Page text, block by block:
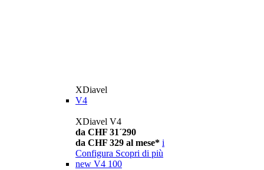
XDiavel
V4
XDiavel V4
da CHF 31´290
da CHF 329 al mese* i
Configura Scopri di più
new V4 100